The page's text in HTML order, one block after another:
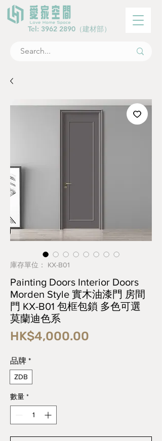
Tel: 3962 2890 （建材部）
庫存單位： KX-B01
Painting Doors Interior Doors
Morden Style 實木油漆門 房間
門 KX-B01 包框包鎖 多色可選
莫蘭迪色系
HK$4,000.00
品牌 *
ZDB
數量 *